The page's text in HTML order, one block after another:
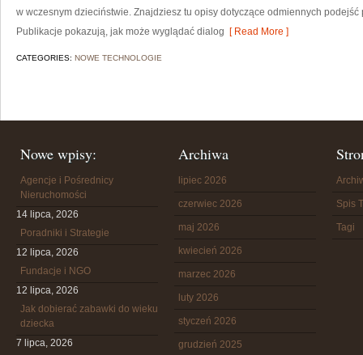
w wczesnym dzieciństwie. Znajdziesz tu opisy dotyczące odmiennych
Publikacje pokazują, jak może wyglądać dialog [ Read More ]
CATEGORIES: NOWE TECHNOLOGIE
Nowe wpisy:
Agencje i Pośrednicy
Nieruchomości
14 lipca, 2026
Poradniki i Strategie
12 lipca, 2026
Fundacje i NGO
12 lipca, 2026
Jak dobierać zabawki do wieku
dziecka
7 lipca, 2026
Archiwa
lipiec 2026
czerwiec 2026
maj 2026
kwiecień 2026
marzec 2026
luty 2026
styczeń 2026
grudzień 2025
Spis
Tagi